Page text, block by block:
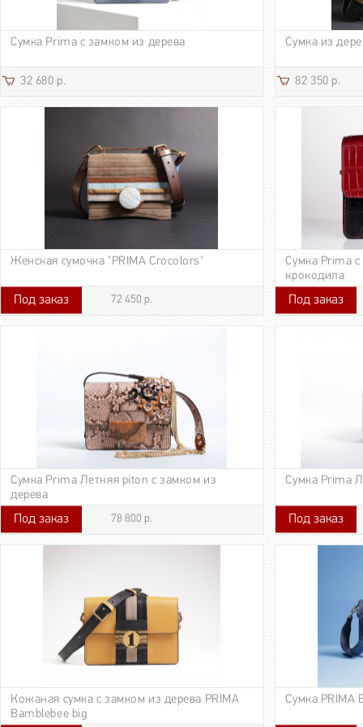
Сумка Prima с замком из дерева
32 680 р.
Сумка из
82 350 р.
Женская сумочка "PRIMA Crocolors"
72 450 р. 72 450 р.
Под заказ
Сумка Prima
крокодила
155 000 р.
Под заказ
Сумка Prima Летняя piton с замком из
дерева
78 800 р.
78 800 р.
Под заказ
Сумка Prima
35 780 р.
Под заказ
Кожаная сумка с замком из дерева PRIMA
Bamblebee big
Сумка PRIMA